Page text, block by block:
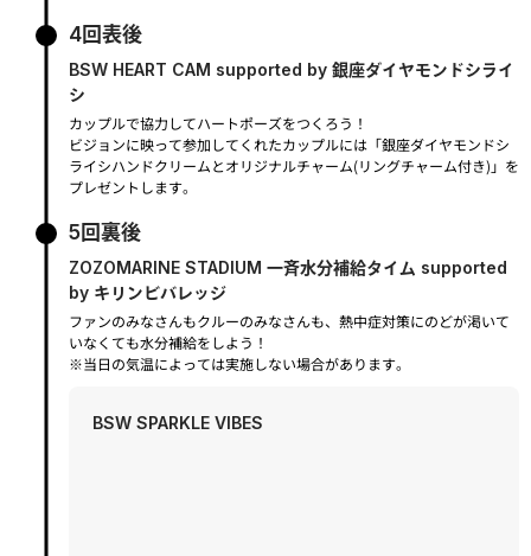
4回表後
BSW HEART CAM supported by 銀座ダイヤモンドシライ
シ
カップルで協力してハートポーズをつくろう！
ビジョンに映って参加してくれたカップルには「銀座ダイヤモンドシ
ライシハンドクリームとオリジナルチャーム(リングチャーム付き)」を
プレゼントします。
5回裏後
ZOZOMARINE STADIUM 一斉水分補給タイム supported
by キリンビバレッジ
ファンのみなさんもクルーのみなさんも、熱中症対策にのどが渇いて
いなくても水分補給をしよう！
※当日の気温によっては実施しない場合があります。
BSW SPARKLE VIBES